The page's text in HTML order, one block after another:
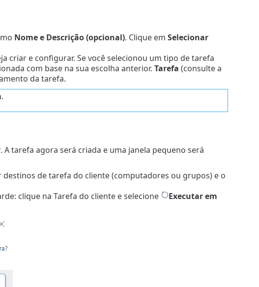
Nome e Descrição (opcional). Clique em Selecionar
criar e configurar. Se você selecionou um tipo de tarefa
com base na sua escolha anterior. Tarefa (consulte a
da tarefa.
. A tarefa agora será criada e uma janela pequeno será
de tarefa do cliente (computadores ou grupos) e o
clique na Tarefa do cliente e selecione
Executar em